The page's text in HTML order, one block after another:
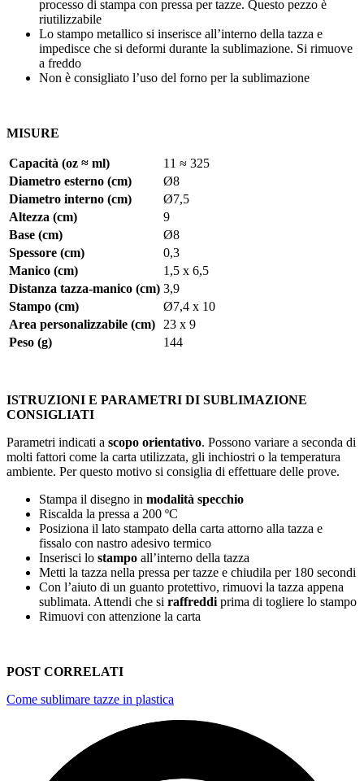
processo di stampa con pressa per tazze. Questo pezzo è
riutilizzabile
Lo stampo metallico si inserisce all’interno della tazza e
impedisce che si deformi durante la sublimazione. Si rimuove
a freddo
Non è consigliato l’uso del forno per la sublimazione
MISURE
Capacità (oz ≈ ml)
11 ≈ 325
Diametro esterno (cm)
Ø8
Diametro interno (cm)
Ø7,5
Altezza (cm)
9
Base (cm)
Ø8
Spessore (cm)
0,3
Manico (cm)
1,5 x 6,5
Distanza tazza-manico (cm) 3,9
Stampo (cm)
Ø7,4 x 10
Area personalizzabile (cm) 23 x 9
Peso (g)
144
ISTRUZIONI E PARAMETRI DI SUBLIMAZIONE
CONSIGLIATI
Parametri indicati a scopo orientativo. Possono variare a seconda di
molti fattori come la carta utilizzata, gli inchiostri o la temperatura
ambiente. Per questo motivo si consiglia di effettuare delle prove.
Stampa il disegno in modalità specchio
Riscalda la pressa a 200 ºC
Posiziona il lato stampato della carta attorno alla tazza e
fissalo con nastro adesivo termico
Inserisci lo stampo all’interno della tazza
Metti la tazza nella pressa per tazze e chiudila per 180 secondi
Con l’aiuto di un guanto protettivo, rimuovi la tazza appena
sublimata. Attendi che si raffreddiprima di togliere lo stampo
Rimuovi con attenzione la carta
POST CORRELATI
Come sublimare tazze in plastica